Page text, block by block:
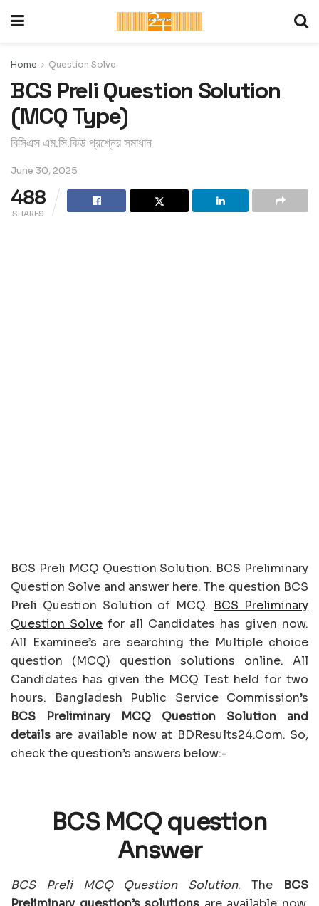
Home Question Solve
BCS Preli Question Solution
(MCQ Type)
বিসিএস এম.সি.কিউ প্রশ্নের সমাধান
June 30, 2025
488
SHARES
BCS Preli MCQ Question Solution. BCS Preliminary
Question Solve and answer here. The question BCS
Preli Question Solution of MCQ. BCS Preliminary
Question Solve for all Candidates has given now.
All Examinee’s are searching the Multiple choice
question (MCQ) question solutions online. All
Candidates has given the MCQ Test held for two
hours. Bangladesh Public Service Commission’s
BCS Preliminary MCQ Question Solution and
details are available now at BDResults24.Com. So,
check the question’s answers below:-
BCS MCQ question
Answer
BCS Preli MCQ Question Solution. The BCS